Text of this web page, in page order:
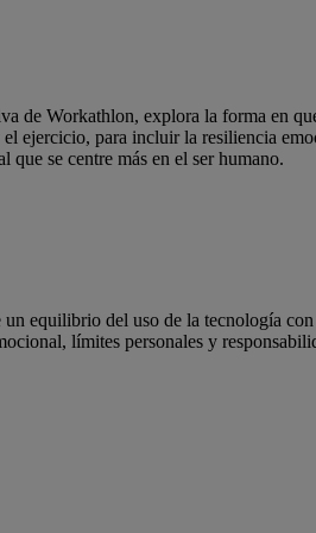
de Workathlon, explora la forma en
ejercicio, para incluir la resiliencia
se centre más en el ser humano.
equilibrio del uso de la tecnología
límites personales y